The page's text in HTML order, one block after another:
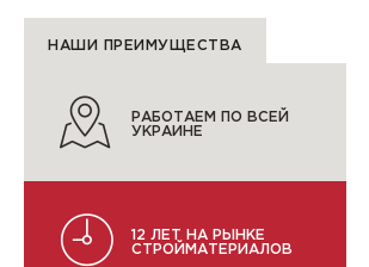
НАШИ ПРЕИМУЩЕСТВА
РАБОТАЕМ ПО ВСЕЙ
УКРАИНЕ
12 ЛЕТ НА РЫНКЕ
СТРОЙМАТЕРИАЛОВ